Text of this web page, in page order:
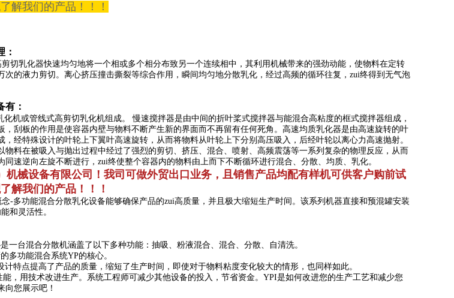
了解我们的产品 ！！！
：
切乳化器快速均匀地将一个相或多个相分布致另一个连续相中，其利用机械带来的强劲动能，使物料在定转
次的液力剪切。离心挤压撞击撕裂等综合作用，瞬间均匀地分散乳化，经过高频的循环往复，zui终得到无气泡
有：
机或管线式高剪切乳化机组成。 慢速搅拌器是由中间的折叶桨式搅拌器与能混合高粘度的框式搅拌器组成，
，刮板的作用是使容器内壁与物料不断产生新的界面而不再留有任何死角。高速均质乳化器是由高速旋转的叶
经特殊设计的叶轮上下翼叶高速旋转，从而将物料从叶轮上下分别高压吸入，后经叶轮以离心力高速抛射。
物料在被吸入与抛出过程中经过了强烈的剪切、挤压、混合、喷射、高频震荡等一系列复杂的物理反应，从而
速逆向左旋不断进行，zui终使整个容器内的物料由上而下不断循环进行混合、分散、均质、乳化。
机械设备有限公司！ 我司可做外贸出口业务， 且销售产品均配有样机可供客户购前试
解我们的产品！！！
-多功能混合分散乳化设备能够确保产品的zui高质量，并且极大缩短生产时间。该系列机器直接和预混罐安装
和灵活性。
一台混合分散机涵盖了以下多种功能：抽吸、粉液混合、混合、分散、自清洗。
多功能混合系统YP的核心。
计特点提高了产品的质量，缩短了生产时间，即使对于物料粘度变化较大的情形，也同样如此。
，用技术改进生产。系统工程师可减少其他设备的投入，节省资金。YPI是如何改进您的生产工艺和减少您
向您展示吧！